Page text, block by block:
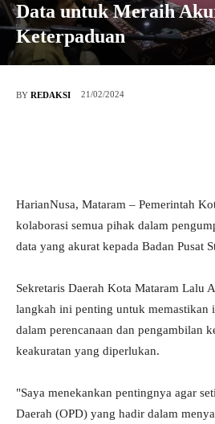
Data untuk Meraih
Keterpaduan
BY REDAKSI 21/02/2024
HarianNusa, Mataram – Pemerintah
kolaborasi semua pihak dalam
data yang akurat kepada Badan Pusat
Sekretaris Daerah Kota Mataram Lalu
langkah ini penting untuk memastikan
dalam perencanaan dan pengambilan
keakuratan yang diperlukan.
"Saya menekankan pentingnya agar
Daerah (OPD) yang hadir dalam